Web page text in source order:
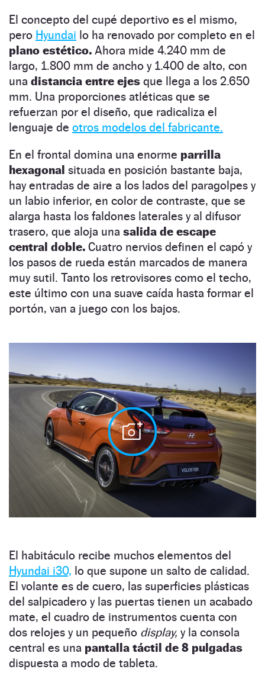
El concepto del cupé deportivo es el mismo,
pero Hyundai lo ha renovado por completo en el
plano estético. Ahora mide 4.240 mm de
largo, 1.800 mm de ancho y 1.400 de alto, con
una distancia entre ejes que llega a los 2.650
mm. Una proporciones atléticas que se
refuerzan por el diseño, que radicaliza el
lenguaje de otros modelos del fabricante.
En el frontal domina una enorme parrilla
hexagonal situada en posición bastante baja,
hay entradas de aire a los lados del paragolpes y
un labio inferior, en color de contraste, que se
alarga hasta los faldones laterales y al difusor
trasero, que aloja una salida de escape
central doble. Cuatro nervios definen el capó y
los pasos de rueda están marcados de manera
muy sutil. Tanto los retrovisores como el techo,
este último con una suave caída hasta formar el
portón, van a juego con los bajos.
El habitáculo recibe muchos elementos del
Hyundai i30, lo que supone un salto de calidad.
El volante es de cuero, las superficies plásticas
del salpicadero y las puertas tienen un acabado
mate, el cuadro de instrumentos cuenta con
dos relojes y un pequeño display, y la consola
central es una pantalla táctil de 8 pulgadas
dispuesta a modo de tableta.